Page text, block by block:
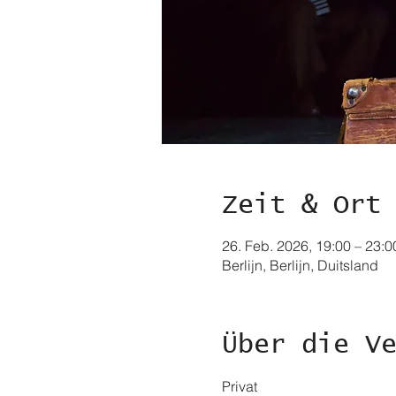
Zeit & Ort
26. Feb. 2026, 19:00 –
Berlijn, Berlijn, Duitsland
Über die
Privat